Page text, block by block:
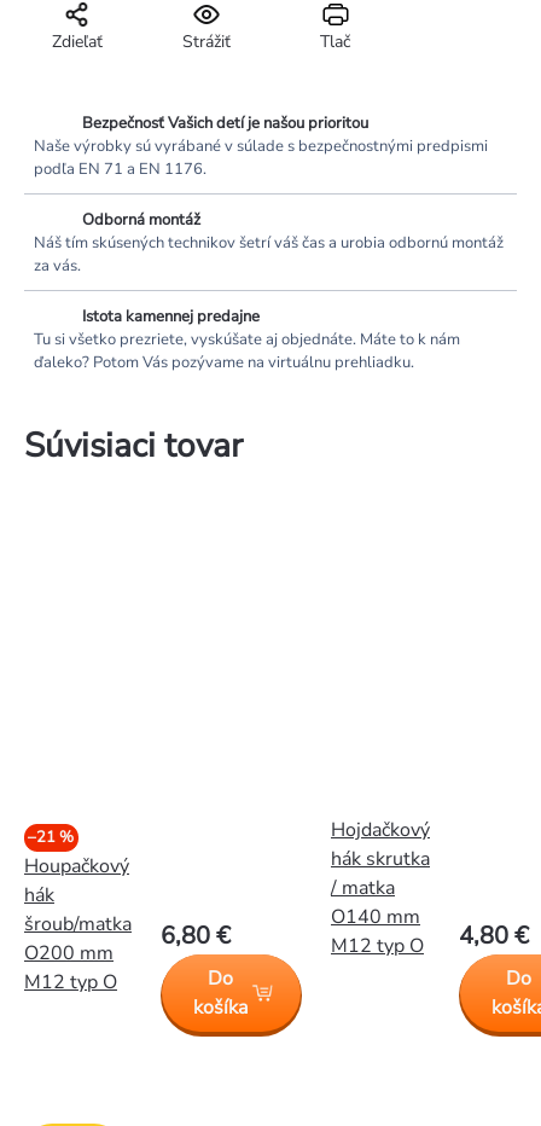
Tlač
Strážiť
Zdieľať
Bezpečnosť Vašich detí je našou prioritou
Naše výrobky sú vyrábané v súlade s bezpečnostnými predpismi
podľa EN 71 a EN 1176.
Odborná montáž
Náš tím skúsených technikov šetrí váš čas a urobia odbornú montáž
za vás.
Istota kamennej predajne
Tu si všetko prezriete, vyskúšate aj objednáte. Máte to k nám
ďaleko? Potom Vás pozývame na virtuálnu prehliadku.
Súvisiaci tovar
–21 %
Houpačkový
hák
šroub/matka
O200 mm
M12 typ O
6,80 €
Do
košíka
Hojdačkový
hák skrutka
/ matka
O140 mm
M12 typ O
4,80 €
Do